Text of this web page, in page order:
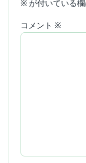
※ が付いている
コメント ※